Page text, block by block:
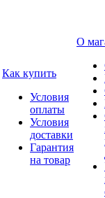
Как купить
Условия
оплаты
Условия
доставки
Гарантия
на товар
О